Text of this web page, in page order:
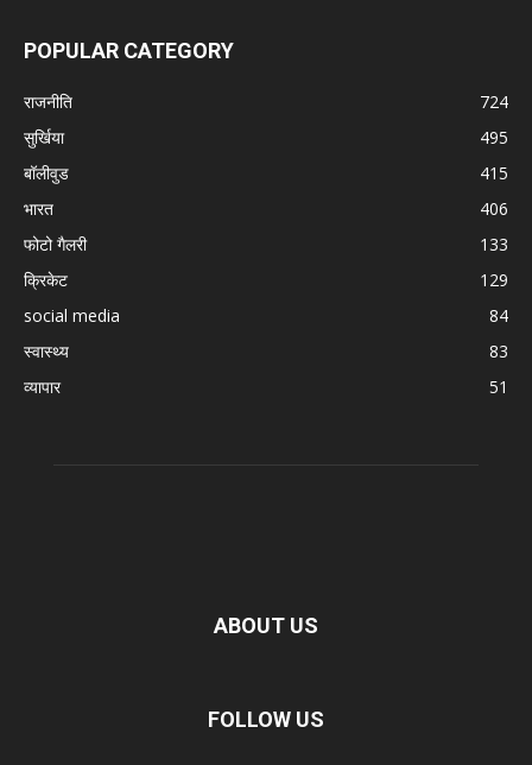
POPULAR CATEGORY
राजनीति
724
सुर्खिया
495
बॉलीवुड
415
भारत
406
फोटो गैलरी
133
क्रिकेट
129
social media
84
स्वास्थ्य
83
व्यापार
51
ABOUT US
FOLLOW US